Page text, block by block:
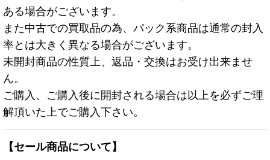
ある場合がございます。
また中古での買取品の為、パック系商品は通常の封入
率とは大きく異なる場合がございます。
未開封商品の性質上、返品・交換はお受け出来ませ
ん。
ご購入、ご購入後に開封される場合は以上を必ずご理
解頂いた上でご購入下さい。
【セール商品について】